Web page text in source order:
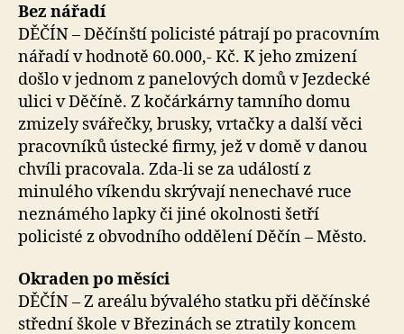
Bez nářadí
DĚČÍN – Děčínští policisté pátrají po pracovním
nářadí v hodnotě 60.000,- Kč. K jeho zmizení
došlo v jednom z panelových domů v Jezdecké
ulici v Děčíně. Z kočárkárny tamního domu
zmizely svářečky, brusky, vrtačky a další věci
pracovníků ústecké firmy, jež v domě v danou
chvíli pracovala. Zda-li se za událostí z
minulého víkendu skrývají nenechavé ruce
neznámého lapky či jiné okolnosti šetří
policisté z obvodního oddělení Děčín – Město.
Okraden po měsíci
DĚČÍN – Z areálu bývalého statku při děčínské
střední škole v Březinách se ztratily koncem